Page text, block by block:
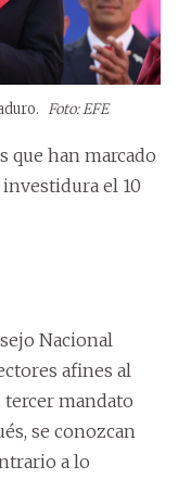
Foto: EFE
que han marcado
el 10
Nacional
afines al
tercer mandato
se conozcan
a lo